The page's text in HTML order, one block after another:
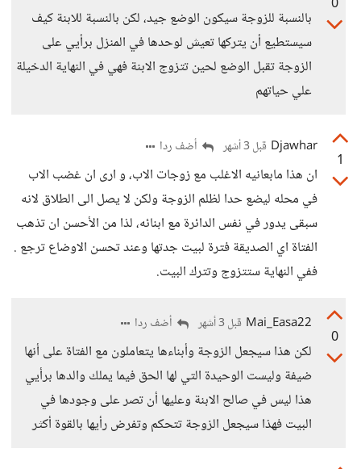
0
بالنسبة للزوجة سيكون الوضع جيد، لكن بالنسبة للابنة كيف
سيستطيع أن يتركها تعيش لوحدها في المنزل برأيي على
الزوجة تقبل الوضع لحين تتزوج الابنة فهي في النهاية الدخيلة
علي حياتهم
1
Djawhar قبل 3 أشهر أضف ردا
ان هذا مابعانيه الاغلب مع زوجات الاب، و ارى ان غضب الاب
في محله ليضع حدا لظلم الزوجة ولكن لا يصل الى الطلاق لانه
سبقى يدور في نفس الدائرة مع ابنائه، لذا من الأحسن ان تذهب
الفتاة اي الصديقة فترة لبيت جدتها وعند تحسن الاوضاع ترجع .
ففي النهاية ستتزوج وتترك البيت.
0
Mai_Easa22 قبل 3 أشهر أضف ردا
لكن هذا سيجعل الزوجة وأبناءها يتعاملون مع الفتاة على أنها
ضيفة وليست الوحيدة التي لها الحق فيما يملك والدها برأيي
هذا ليس في صالح الابنة وعليها أن تصر على وجودها في
البيت فهذا سيجعل الزوجة تتحكم وتفرض رأيها بالقوة أكثر